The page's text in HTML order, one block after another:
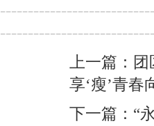
上一篇：
享‘瘦’青春
下一篇：“